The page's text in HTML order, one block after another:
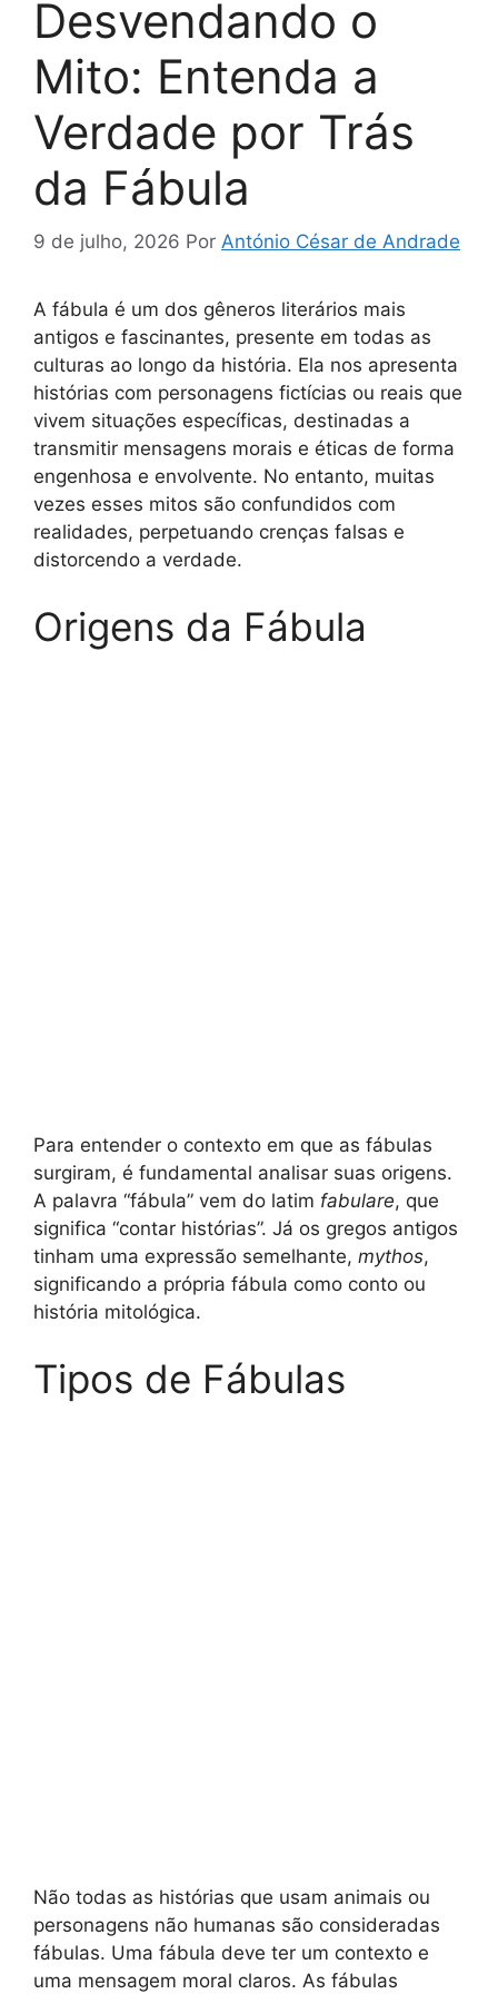
Desvendando o
Mito: Entenda a
Verdade por Trás
da Fábula
9 de julho, 2026 Por António César de Andrade
A fábula é um dos gêneros literários mais
antigos e fascinantes, presente em todas as
culturas ao longo da história. Ela nos apresenta
histórias com personagens fictícias ou reais que
vivem situações específicas, destinadas a
transmitir mensagens morais e éticas de forma
engenhosa e envolvente. No entanto, muitas
vezes esses mitos são confundidos com
realidades, perpetuando crenças falsas e
distorcendo a verdade.
Origens da Fábula
Para entender o contexto em que as fábulas
surgiram, é fundamental analisar suas origens.
A palavra “fábula” vem do latim fabulare, que
significa “contar histórias”. Já os gregos antigos
tinham uma expressão semelhante, mythos,
significando a própria fábula como conto ou
história mitológica.
Tipos de Fábulas
Não todas as histórias que usam animais ou
personagens não humanas são consideradas
fábulas. Uma fábula deve ter um contexto e
uma mensagem moral claros. As fábulas